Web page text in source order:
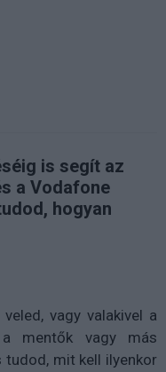
is segít az
a Vodafone
hogyan
vagy valakivel a
mentők vagy más
tudod, mit kell ilyenkor